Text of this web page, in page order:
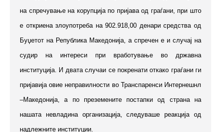
на спречување на корупција по пријава од граѓани, при што
е откриена злоупотреба на 902.918,00 денари средства од
Буџетот на Република Македонија, а спречен е и случај на
судир на интереси при вработување во државна
институција. И двата случаи се покренати откако граѓани ги
пријавија овие неправилности во Транспаренси Интернешнл
–Македонија, а по преземените постапки од страна на
нашата невладина организација, следуваше реакција од
надлежните институции.